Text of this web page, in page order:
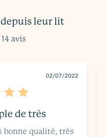
leur lit
avis
02/07/2022
de très
qualité, très